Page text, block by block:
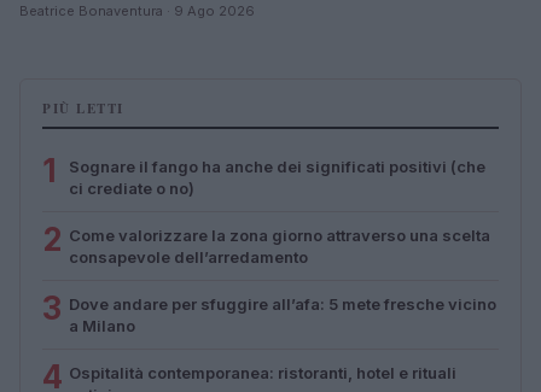
Beatrice Bonaventura · 9 Ago 2026
PIÙ LETTI
1
Sognare il fango ha anche dei significati positivi (che
ci crediate o no)
2 Come valorizzare la zona giorno attraverso una scelta
consapevole dell’arredamento
3 Dove andare per sfuggire all’afa: 5 mete fresche vicino
a Milano
4 Ospitalità contemporanea: ristoranti, hotel e rituali